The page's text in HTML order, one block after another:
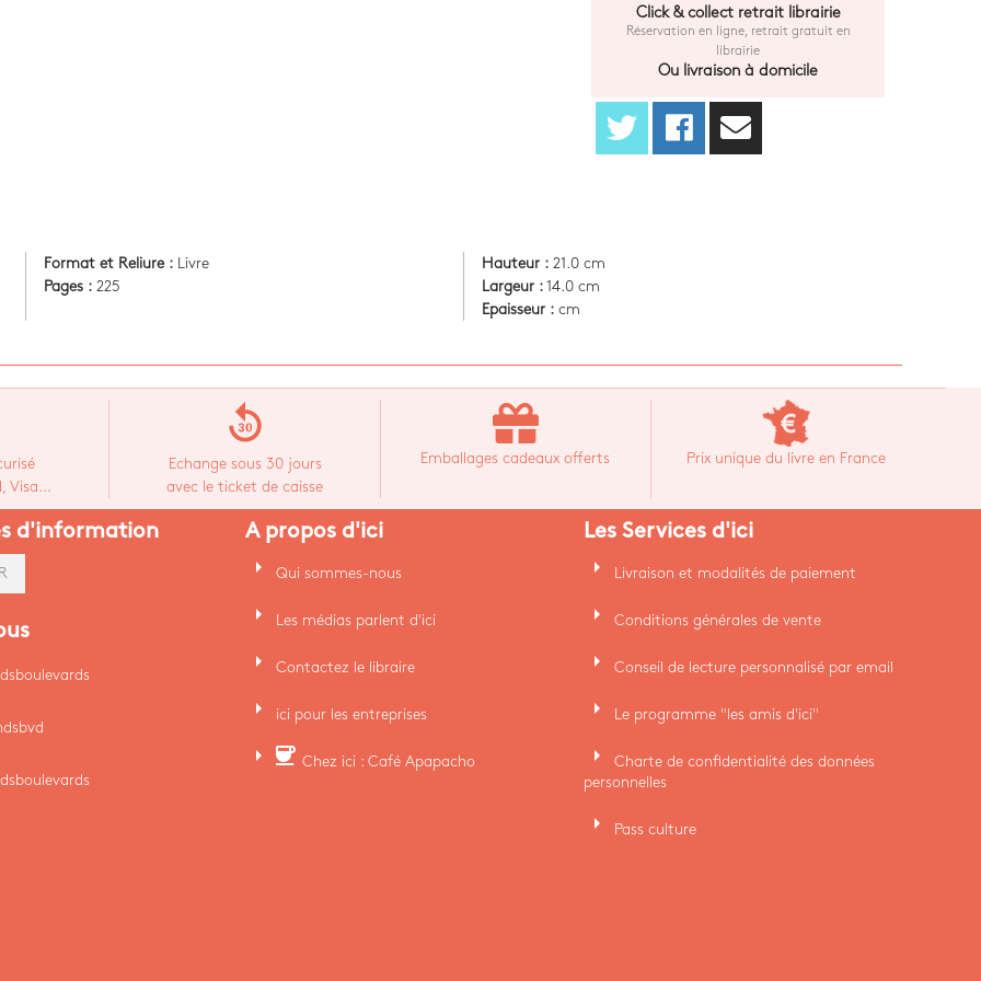
Click & collect retrait librairie
Réservation en ligne, retrait gratuit en
librairie
Ou livraison à domicile
Format et Reliure :
Livre
Pages : 225
Hauteur : 21.0 cm
Largeur : 14.0 cm
Epaisseur : cm
Visa...
replay_30
Echange sous 30 jours
avec le ticket de caisse
Emballages cadeaux offerts Prix unique du livre en France
d'information A propos d'ici
arrow_right Qui sommes-nous
arrow_right Les médias parlent d'ici
arrow_right Contactez le libraire
arrow_right ici pour les entreprises
arrow_right coffee Chez ici : Café Apapacho
Les Services d'ici
arrow_right Livraison et modalités de paiement
arrow_right Conditions générales de vente
arrow_right Conseil de lecture personnalisé par email
arrow_right Le programme "les amis d'ici"
arrow_right
Charte de confidentialité des données
personnelles
arrow_right Pass culture